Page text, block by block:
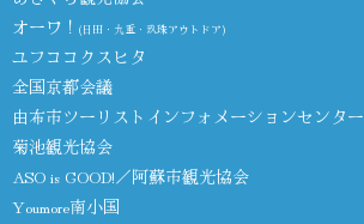
オーワ！ (日田・九重・玖珠アウトドア)
ユフココクスヒタ
全国京都会議
由布市ツーリストインフォメーションセンター
菊池観光協会
ASO is GOOD!／阿蘇市観光協会
Youmore南小国